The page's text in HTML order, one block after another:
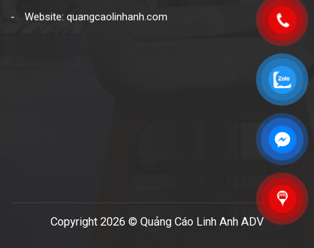
Website: quangcaolinhanh.com
Copyright 2026 © Quảng Cáo Linh Anh ADV